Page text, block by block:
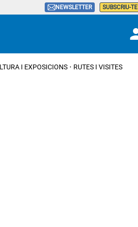
NEWSLETTER SUBSCRIU-TE
I EXPOSICIONS RUTES I VISITES